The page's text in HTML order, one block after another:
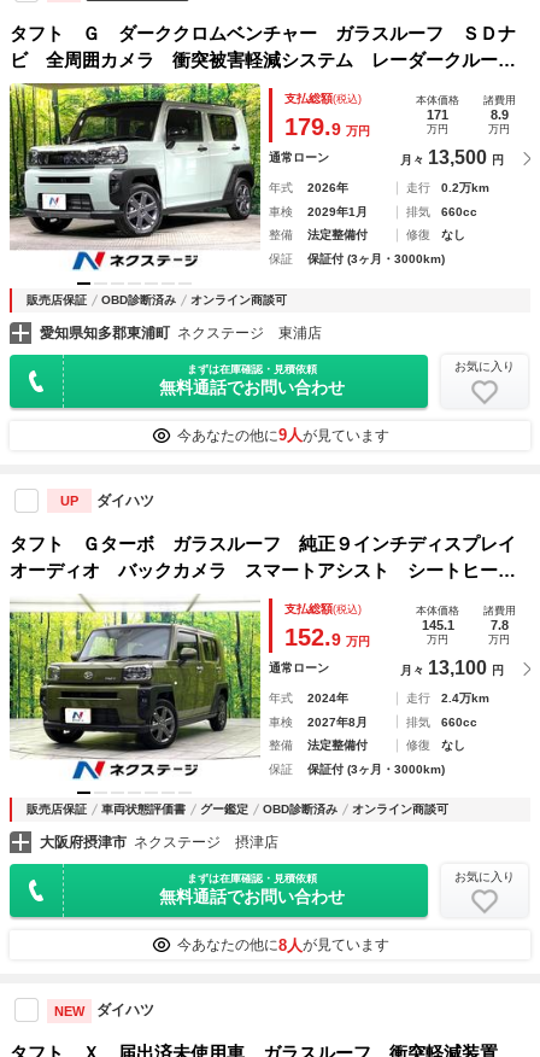
タフト Ｇ ダーククロムベンチャー ガラスルーフ ＳＤナ
ビ 全周囲カメラ 衝突被害軽減システム レーダークルー
ズ 禁煙車 コーナーセンサー スマートキー ＬＥＤヘッ
ド ルーフレール 純正１５インチアルミ シートヒーター
オートライト
支払総額(税込)
179.9 万円
本体価格
171
万円
諸費用
8.9
万円
通常ローン 月々 13,500 円
年式 2026年 走行
0.2万km
車検
2029年1月 排気
660cc
整備
法定整備付 修復
なし
保証
保証付 (3ヶ月・3000km)
販売店保証 OBD診断済み オンライン商談可
愛知県知多郡東浦町 ネクステージ 東浦店
まずは在庫確認・見積依頼
無料通話でお問い合わせ
お気に入り
今あなたの他に9人が見ています
UP ダイハツ
タフト Ｇターボ ガラスルーフ 純正９インチディスプレイ
オーディオ バックカメラ スマートアシスト シートヒータ
ー スマートキー ＬＥＤヘッドライト フルセグＴＶ Ｂｌ
ｕｅｔｏｏｔｈ再生 オートエアコン 禁煙車
支払総額(税込)
152.9 万円
本体価格
145.1
万円
諸費用
7.8
万円
通常ローン 月々 13,100 円
年式 2024年 走行
2.4万km
車検
2027年8月 排気
660cc
整備
法定整備付 修復
なし
保証
保証付 (3ヶ月・3000km)
販売店保証 車両状態評価書 グー鑑定 OBD診断済み オンライン商談可
大阪府摂津市 ネクステージ 摂津店
まずは在庫確認・見積依頼
無料通話でお問い合わせ
お気に入り
今あなたの他に8人が見ています
NEW ダイハツ